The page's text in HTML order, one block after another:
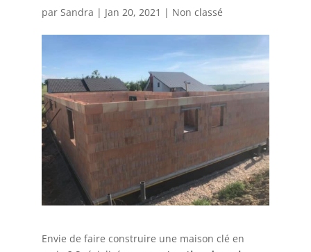
par Sandra | Jan 20, 2021 | Non classé
Envie de faire construire une maison clé en